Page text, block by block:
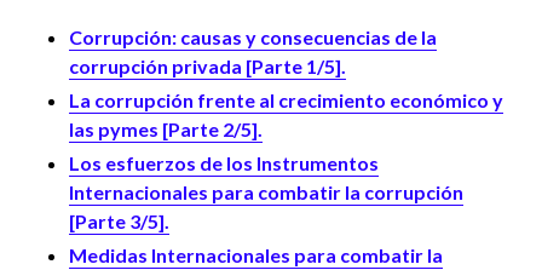
Corrupción: causas y consecuencias de la
corrupción privada [Parte 1/5].
La corrupción frente al crecimiento económico y
las pymes [Parte 2/5].
Los esfuerzos de los Instrumentos
Internacionales para combatir la corrupción
[Parte 3/5].
Medidas Internacionales para combatir la